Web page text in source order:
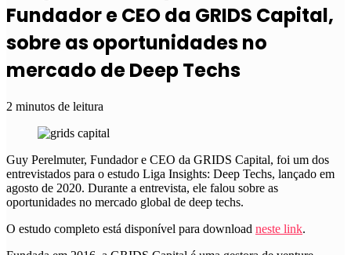
Fundador e CEO da GRIDS Capital,
sobre as oportunidades no
mercado de Deep Techs
2 minutos de leitura
Guy Perelmuter, Fundador e CEO da GRIDS Capital, foi um dos
entrevistados para o estudo Liga Insights: Deep Techs, lançado em
agosto de 2020. Durante a entrevista, ele falou sobre as
oportunidades no mercado global de deep techs.
O estudo completo está disponível para download neste link.